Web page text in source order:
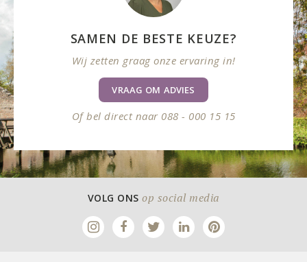
SAMEN DE BESTE KEUZE?
Wij zetten graag onze ervaring in!
VRAAG OM ADVIES
Of bel direct naar 088 - 000 15 15
VOLG ONS op social media